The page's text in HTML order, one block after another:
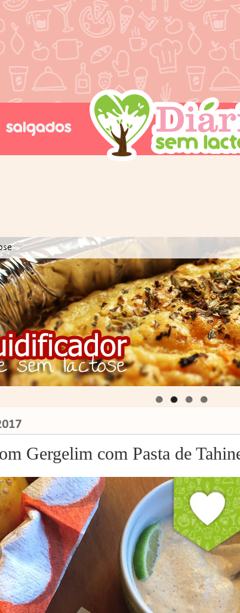
Gergelim com Pasta de